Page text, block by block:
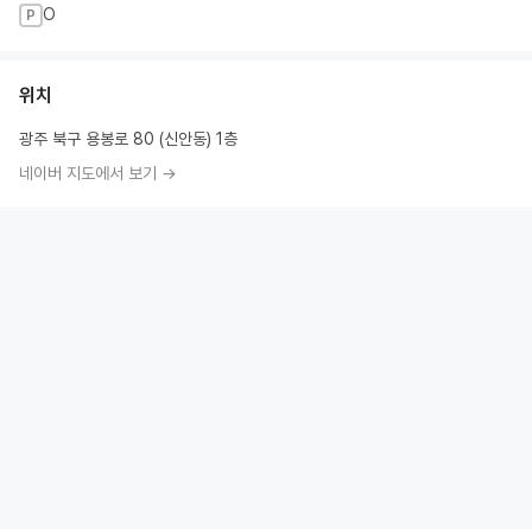
P O
위치
광주 북구 용봉로 80 (신안동) 1층
네이버 지도에서 보기 →